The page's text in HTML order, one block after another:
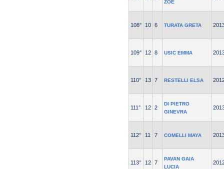
ZOE
108° 10 6 TURATA GRETA
109° 12 8 USIC EMMA
110° 13 7 RESTELLI ELSA
111° 12 2
DI PIETRO
GINEVRA
112° 11 7 COMELLI MAYA
113° 12 7
PAVAN GAIA
LUCIA